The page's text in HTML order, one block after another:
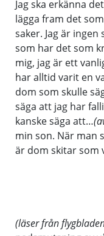
Jag ska erkänna
lägga fram det
saker. Jag är ingen
som har det som
mig, jag är ett
har alltid varit en
dom som skulle
säga att jag har
kanske säga att…
min son. När man
är dom skitar som
(läser från